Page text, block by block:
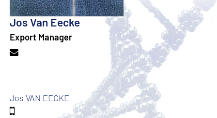
Jos Van Eecke
Export Manager
Jos VAN EECKE